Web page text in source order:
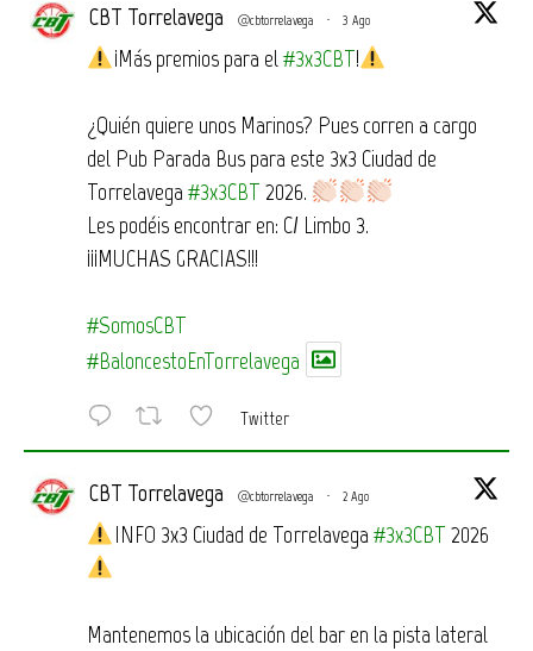
CBT Torrelavega @cbtorrelavega · 3 Ago
¡Más premios para el #3x3CBT!
¿Quién quiere unos Marinos? Pues corren a cargo
del Pub Parada Bus para este 3x3 Ciudad de
Torrelavega #3x3CBT 2026.
Les podéis encontrar en: C/ Limbo 3.
¡¡¡MUCHAS GRACIAS!!!
#SomosCBT
#BaloncestoEnTorrelavega
Twitter
CBT Torrelavega @cbtorrelavega · 2 Ago
INFO 3x3 Ciudad de Torrelavega#3x3CBT 2026
Mantenemos la ubicación del bar en la pista lateral